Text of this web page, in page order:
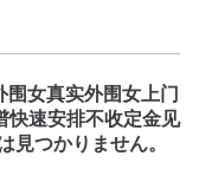
围女真实外围女上门
快速安排不收定金见
見つかりません。